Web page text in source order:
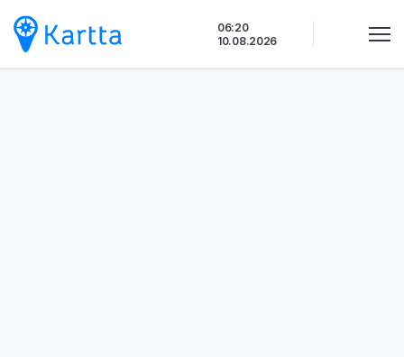
sisältöön
06:20
10.08.2026